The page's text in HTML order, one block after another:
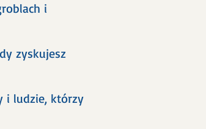
i
zyskujesz
i ludzie, którzy